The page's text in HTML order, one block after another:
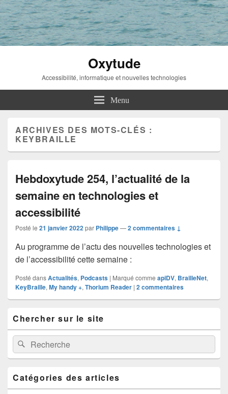
Oxytude
Accessibilité, informatique et nouvelles technologies
Menu
ARCHIVES DES MOTS-CLÉS :
KEYBRAILLE
Hebdoxytude 254, l’actualité de la
semaine en technologies et
accessibilité
Posté le 21 janvier 2022 par Philippe—2 commentaires ↓
Au programme de l’actu des nouvelles technologies et
de l’accessibilité cette semaine :
Posté dansActualités, Podcasts | Marqué comme apiDV, BrailleNet,
KeyBraille, My handy +, Thorium Reader | 2 commentaires
principale
de
widget
pour
la
latérale
Chercher sur le site
Recherche :Rechercher
Catégories des articles